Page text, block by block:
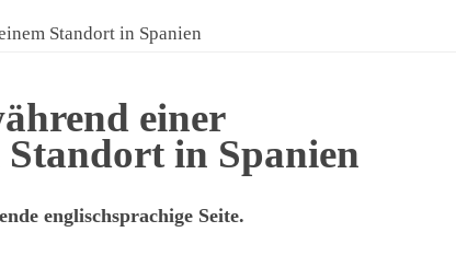
Standort in Spanien
einer
Standort in Spanien
englischsprachige Seite.